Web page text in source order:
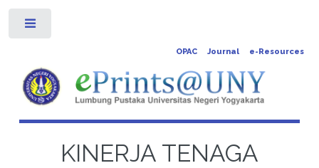
OPAC Journal e-Resources
KINERJA TENAGA